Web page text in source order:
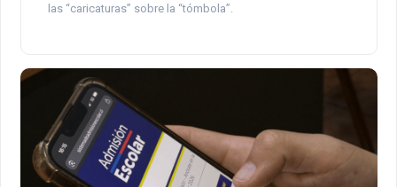
las “caricaturas” sobre la “tómbola”.